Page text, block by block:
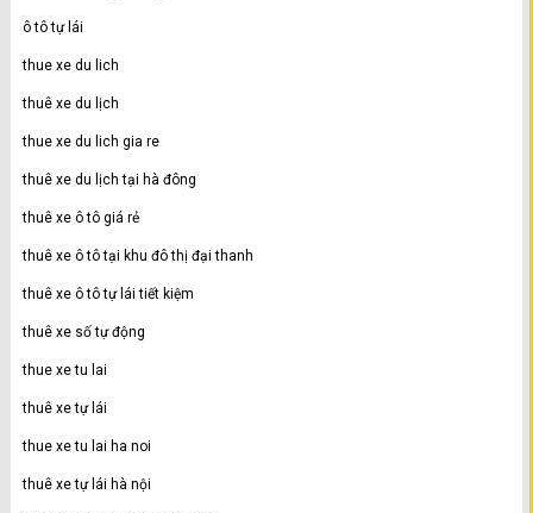
ô tô tự lái
thue xe du lich
thuê xe du lịch
thue xe du lich gia re
thuê xe du lịch tại hà đông
thuê xe ô tô giá rẻ
thuê xe ô tô tại khu đô thị đại thanh
thuê xe ô tô tự lái tiết kiệm
thuê xe số tự động
thue xe tu lai
thuê xe tự lái
thue xe tu lai ha noi
thuê xe tự lái hà nội